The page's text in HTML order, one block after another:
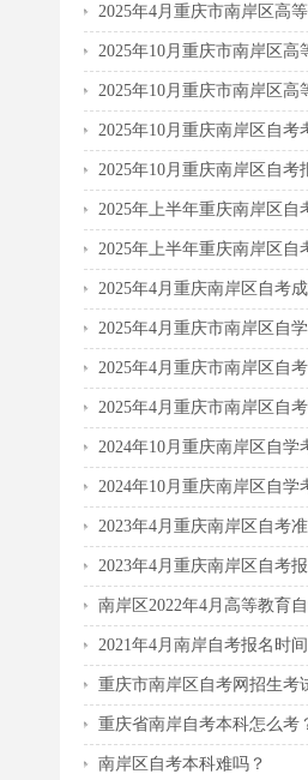
2025年4月重庆市南岸区高
2025年10月重庆市南岸区
2025年10月重庆市南岸区
2025年10月重庆南岸区自考
2025年10月重庆南岸区自考
2025年上半年重庆南岸区自
2025年上半年重庆南岸区自
2025年4月重庆南岸区自考
2025年4月重庆市南岸区自
2025年4月重庆市南岸区自
2025年4月重庆市南岸区自
2024年10月重庆南岸区自
2024年10月重庆南岸区自学
2023年4月重庆南岸区自考
2023年4月重庆南岸区自考
南岸区2022年4月高等教育
2021年4月南岸自考报名时间
重庆市南岸区自考网招生考
重庆省南岸自考本科怎么考
南岸区自考本科难吗？